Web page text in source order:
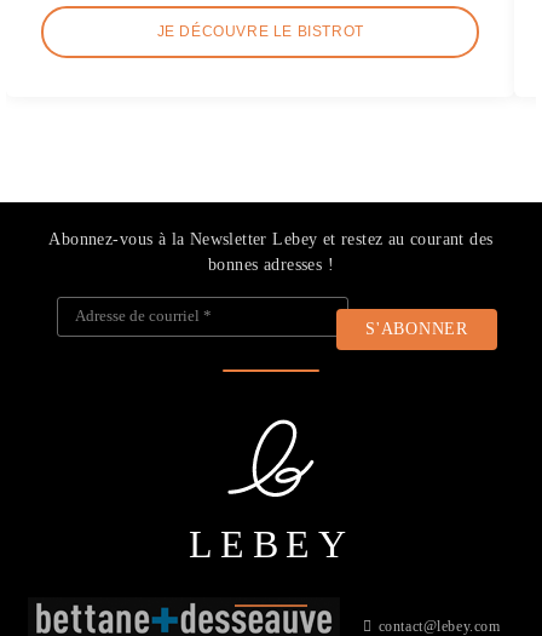
JE DÉCOUVRE LE BISTROT
contact@lebey.com
Abonnez-vous à la Newsletter Lebey et restez au courant des
bonnes adresses !
Adresse de courriel
LEBEY